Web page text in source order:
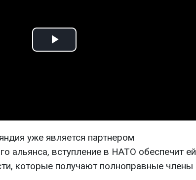
Play
уже является партнером
альянса, вступление в НАТО обеспечит ей
которые получают полноправные члены